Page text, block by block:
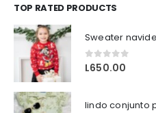
TOP RATED PRODUCTS
Sweater
0out of 5
L650.00
lindo conjunto